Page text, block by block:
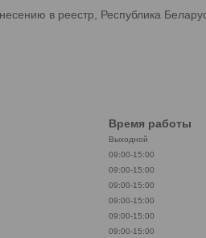
в реестр, Республика
Время работы
Выходной
09:00-15:00
09:00-15:00
09:00-15:00
09:00-15:00
09:00-15:00
09:00-15:00